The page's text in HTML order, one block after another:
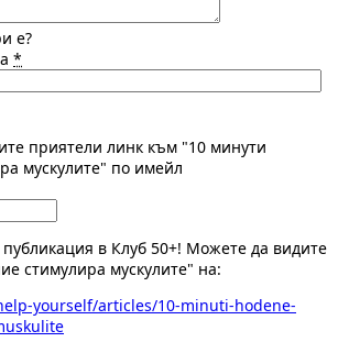
е?
*
приятели линк към "10 минути
мускулите" по имейл
в Клуб 50+! Можете да видите
стимулира мускулите" на:
yourself/articles/10-minuti-hodene-